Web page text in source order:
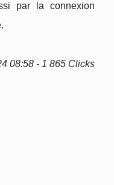
par la connexion
08:58 - 1 865 Clicks